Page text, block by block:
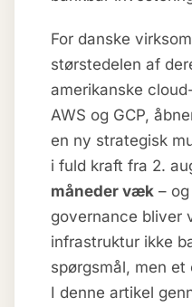
For danske
størstedelen af
amerikanske
AWS og GCP,
en ny strategisk
i fuld kraft fra 2.
måneder væk –
governance bliver
infrastruktur ikke
spørgsmål, men
I denne artikel